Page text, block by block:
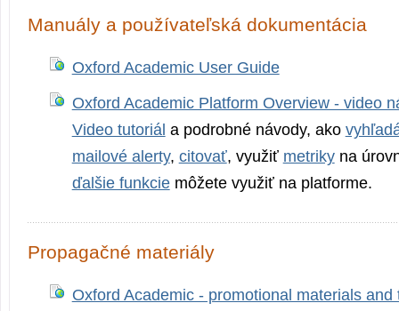
Manuály a používateľská dokumentácia
Oxford Academic User Guide
Oxford Academic Platform Overview - video
Video tutoriál a podrobné návody, ako
mailové alerty, citovať, využiť metrikyna
ďalšie funkciemôžete využiť na platforme.
Propagačné materiály
Oxford Academic - promotional materials